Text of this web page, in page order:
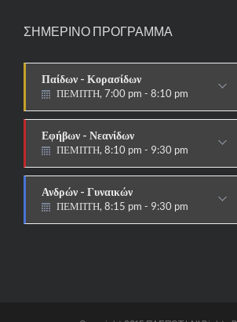
ΣΗΜΕΡΙΝΟ ΠΡΟΓΡΑΜΜΑ
Παίδων - Κορασίδων
ΠΕΜΠΤΗ, 7:00 pm - 8:10 pm
Εφήβων - Νεανίδων
ΠΕΜΠΤΗ, 8:10 pm - 9:30 pm
ΑΥΤΟΑΜΥΝΑ
Ανδρών - Γυναικών
ΠΕΜΠΤΗ, 8:15 pm - 9:30 pm